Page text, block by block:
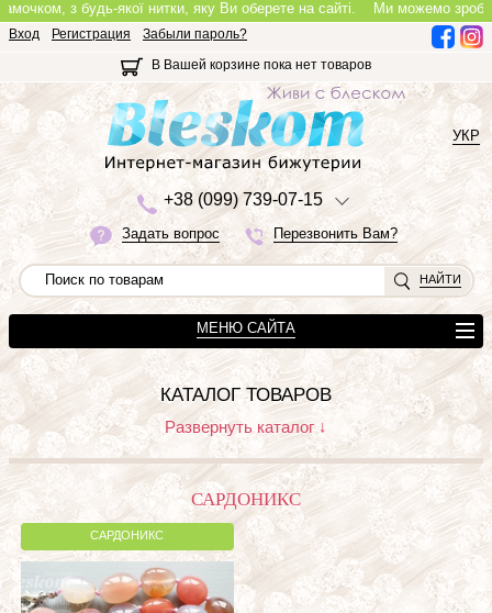
з будь-якої нитки, яку Ви оберете на сайті. Ми можемо
Вход Регистрация
Забыли пароль?
В Вашей корзине пока нет товаров
+38 (099) 739-07-15
Задать вопрос Перезвонить Вам?
УКР
НАЙТИ
МЕНЮ САЙТА
КАТАЛОГ ТОВАРОВ
Развернуть каталог ↓
САРДОНИКС
САРДОНИКС